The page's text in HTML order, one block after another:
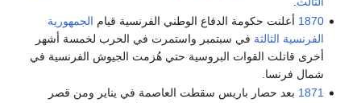
1870 أعلنت حكومة الدفاع الوطني الفرنسية قيام الجمهورية
الفرنسية الثالثة في سبتمبر واستمرت في الحرب لخمسة أشهر
أخرى قاتلت القوات البروسية حتي هُزمت الجيوش الفرنسية في
شمال فرنسا.
1871 بعد حصار باريس سقطت العاصمة في يناير ومن قصر